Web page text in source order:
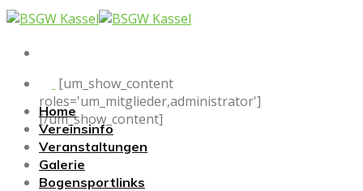
Skip
content
[um_show_content
roles='um_mitglieder,administrator']
[/um_show_content]
Home
Vereinsinfo
Veranstaltungen
Galerie
Bogensportlinks